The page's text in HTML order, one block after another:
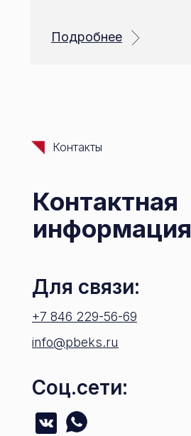
Подробнее
Контактная
информация
info@pbeks.ru
+7 846 229-56-69
Для связи:
Контакты
Соц.сети: